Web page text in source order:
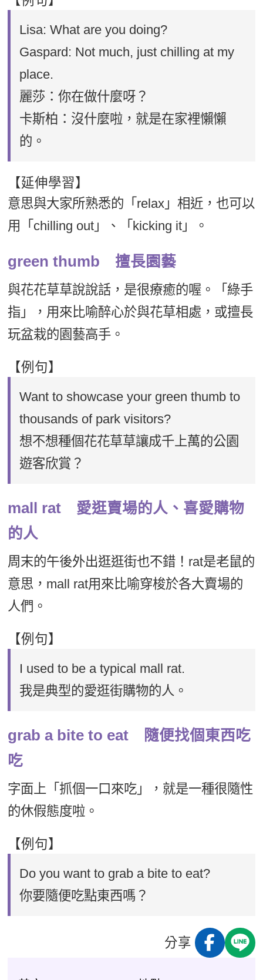
Lisa: What are you doing?
Gaspard: Not much, just chilling at my
place.
麗莎：你在做什麼呀？
卡斯柏：沒什麼啦，就是在家裡懶懶
的。
【延伸學習】
意思與大家所熟悉的「relax」相近，也可以
用「chilling out」、「kicking it」。
green thumb 擅長園藝
與花花草草說說話，是很療癒的喔。「綠手
指」，用來比喻醉心於與花草相處，或擅長
玩盆栽的園藝高手。
【例句】
Want to showcase your green thumb to
thousands of park visitors?
想不想種個花花草草讓成千上萬的公園
遊客欣賞？
mall rat 愛逛賣場的人、喜愛購物
的人
周末的午後外出逛逛街也不錯！rat是老鼠的
意思，mall rat用來比喻穿梭於各大賣場的
人們。
【例句】
I used to be a typical mall rat.
我是典型的愛逛街購物的人。
grab a bite to eat 隨便找個東西吃
吃
字面上「抓個一口來吃」，就是一種很隨性
的休假態度啦。
【例句】
Do you want to grab a bite to eat?
你要隨便吃點東西嗎？
分享